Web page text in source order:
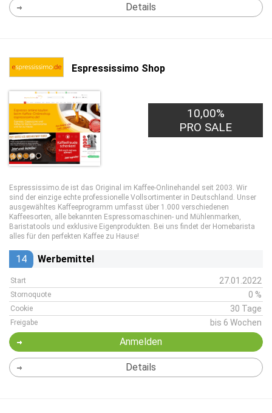
Details
Espressissimo Shop
10,00%
PRO SALE
Espressissimo.de ist das Original im Kaffee-Onlinehandel seit 2003. Wir
sind der einzige echte professionelle Vollsortimenter in Deutschland. Unser
ausgewähltes Kaffeeprogramm umfasst über 1.000 verschiedenen
Kaffeesorten, alle bekannten Espressomaschinen- und Mühlenmarken,
Baristatools und exklusive Eigenprodukten. Bei uns findet der Homebarista
alles für den perfekten Kaffee zu Hause!
14 Werbemittel
Start 27.01.2022
Stornoquote 0 %
Cookie 30 Tage
Freigabe bis 6 Wochen
Anmelden
Details